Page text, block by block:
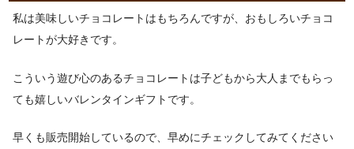
私は美味しいチョコレートはもちろんですが、おもしろいチョコ
レートが大好きです。
こういう遊び心のあるチョコレートは子どもから大人までもらっ
ても嬉しいバレンタインギフトです。
早くも販売開始しているので、早めにチェックしてみてください